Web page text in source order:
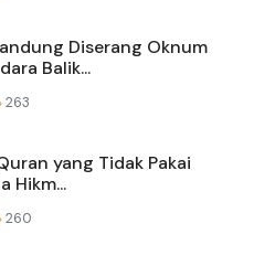
Diserang Oknum
Balik...
263
yang Tidak Pakai
Hikm...
260